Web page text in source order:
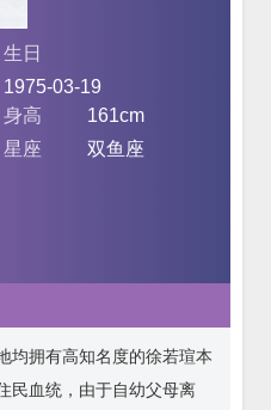
生日
1975-03-19
身高
161cm
星座 双鱼座
均拥有高知名度的徐若瑄本
民血统，由于自幼父母离